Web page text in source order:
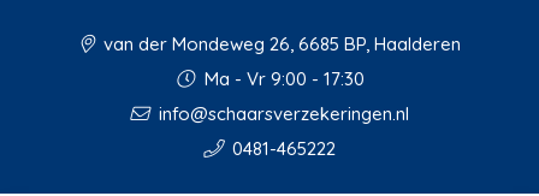
van der Mondeweg 26, 6685 BP, Haalderen
Ma - Vr 9:00 - 17:30
info@schaarsverzekeringen.nl
0481-465222